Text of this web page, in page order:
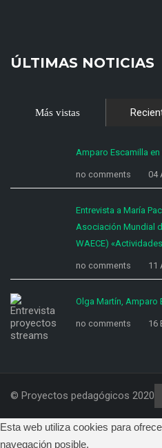
ÚLTIMAS NOTICIAS
Más vistas
Amparo Escamilla
no comments 04
Entrevista a María
Asociación Mundial
WAECE)
no comments 11
Olga Martín, Amparo
no comments 16
© Proyectos pedagógicos 2020
Esta web utiliza cookies para
navegación posible.